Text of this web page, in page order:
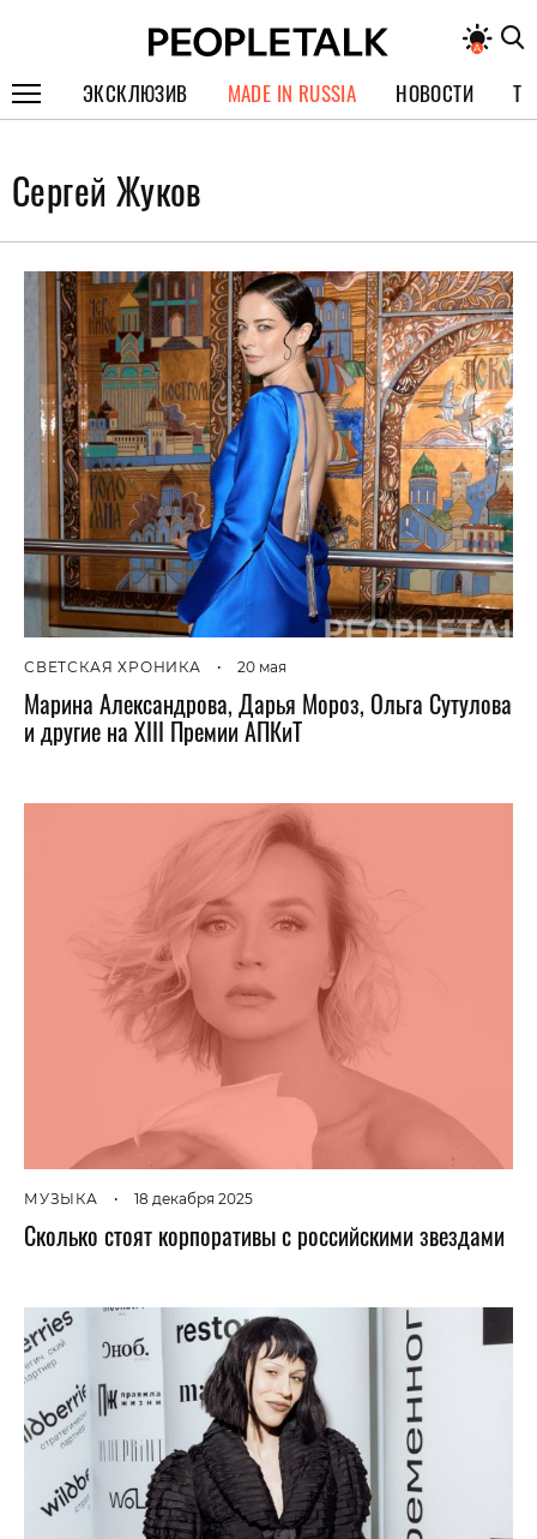
ЭКСКЛЮЗИВ
СПЕЦПРОЕКТЫ
ИНТЕРВЬЮ
ПОКОЛЕНИЕ
MADE IN RUSSIA НОВОСТИ
Сергей Жуков
СВЕТСКАЯ ХРОНИКА • 20 мая
Марина Александрова, Дарья Мороз, Ольга Сутулова
и другие на XIII Премии АПКиТ
МУЗЫКА • 18 декабря 2025
Сколько стоят корпоративы с российскими звездами